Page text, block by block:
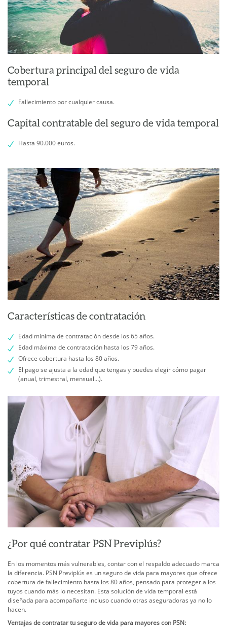
Cobertura principal del seguro de vida
temporal
Fallecimiento por cualquier causa.
Capital contratable del seguro de vida temporal
Hasta 90.000 euros.
Características de contratación
Edad mínima de contratación desde los 65 años.
Edad máxima de contratación hasta los 79 años.
Ofrece cobertura hasta los 80 años.
El pago se ajusta a la edad que tengas y puedes elegir cómo pagar
(anual, trimestral, mensual…).
¿Por qué contratar PSN Previplús?
En los momentos más vulnerables, contar con el respaldo adecuado marca
la diferencia. PSN Previplús es un seguro de vida para mayores que ofrece
cobertura de fallecimiento hasta los 80 años, pensado para proteger a los
tuyos cuando más lo necesitan. Esta solución de vida temporal está
diseñada para acompañarte incluso cuando otras aseguradoras ya no lo
hacen.
Ventajas de contratar tu seguro de vida para mayores con PSN: